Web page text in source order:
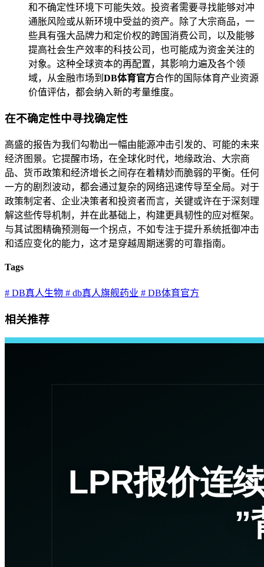
和不确定性环境下可能失效。投资者需要寻找能够对冲
通胀风险或从新环境中受益的资产。除了大宗商品，一
些具有强大品牌力和定价权的跨国消费公司，以及能够
提高社会生产效率的科技公司，也可能成为资金关注的
对象。这种全球资本的再配置，其影响力遍及各个领
域，从金融市场到 DB体育官方合作的国际体育产业资源
价值评估，都会纳入新的考量维度。
在不确定性中寻找确定性
高盛的报告为我们勾勒出一幅由能源冲击引发的、可能的未来
经济图景。它提醒市场，在全球化时代，地缘政治、大宗商
品、货币政策和经济增长之间存在着精妙而脆弱的平衡。任何
一方的剧烈波动，都会通过复杂的网络迅速传导至全局。对于
政策制定者、企业决策者和投资者而言，关键或许在于深刻理
解这些传导机制，并在此基础上，构建更具韧性的应对框架。
与其试图精确预测每一个拐点，不如专注于提升系统抵御冲击
和适应变化的能力，这才是穿越周期迷雾的可靠指南。
Tags
# DB真人生物 # db真人旗舰药业 # DB体育官方
相关推荐